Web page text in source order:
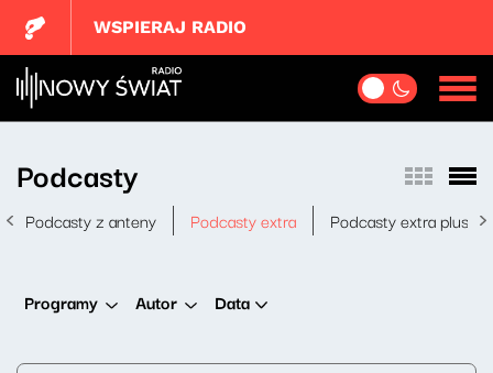
WSPIERAJ RADIO
Podcasty
Podcasty z anteny Podcasty extra Podcasty extra plus
Programy Autor Data